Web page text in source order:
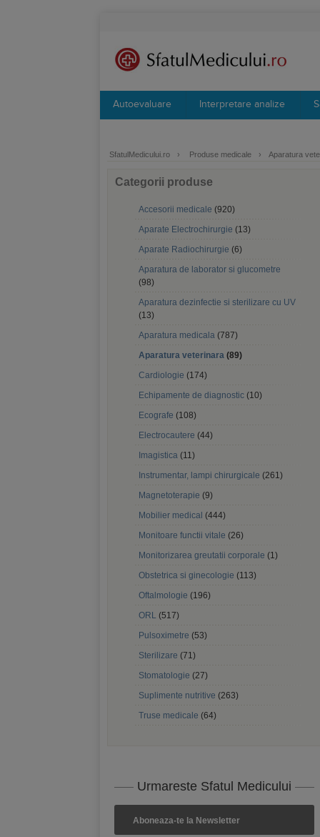
Autoevaluare Interpretare analize
SfatulMedicului.ro › Produse medicale › Aparatura
Categorii produse
Accesorii medicale (920)
Aparate Electrochirurgie (13)
Aparate Radiochirurgie (6)
Aparatura de laborator si glucometre
(98)
Aparatura dezinfectie si sterilizare cu UV
(13)
Aparatura medicala (787)
Aparatura veterinara (89)
Cardiologie (174)
Echipamente de diagnostic (10)
Ecografe (108)
Electrocautere (44)
Imagistica (11)
Instrumentar, lampi chirurgicale (261)
Magnetoterapie (9)
Mobilier medical (444)
Monitoare functii vitale (26)
Monitorizarea greutatii corporale (1)
Obstetrica si ginecologie (113)
Oftalmologie (196)
ORL (517)
Pulsoximetre (53)
Sterilizare (71)
Stomatologie (27)
Suplimente nutritive (263)
Truse medicale (64)
Urmareste Sfatul Medicului
Aboneaza-te la Newsletter